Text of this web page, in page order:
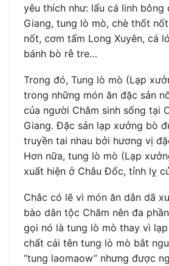
yêu thích như: lẩu cá linh bông
Giang, tung lò mò, chè thốt
nốt, cơm tấm Long Xuyên, cá
bánh bò rễ tre…
Trong đó, Tung lò mò (Lạp
trong những món ăn đặc sản
của người Chăm sinh sống tại
Giang. Đặc sản lạp xưởng bò
truyền tai nhau bởi hương vị
Hơn nữa, tung lò mò (Lạp
xuất hiện ở Châu Đốc, tỉnh lỵ
Chắc có lẽ vì món ăn dân dã
bào dân tộc Chăm nên đa
gọi nó là tung lò mò thay vì
chất cái tên tung lò mò bắt
“tung laomaow” nhưng được